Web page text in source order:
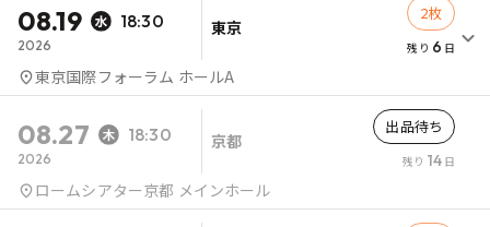
08.19 18:30
2026
東京
2枚
残り 6 日
東京国際フォーラム ホールA
08.27 18:30
2026
京都
出品待ち
残り 14 日
ロームシアター京都 メインホール